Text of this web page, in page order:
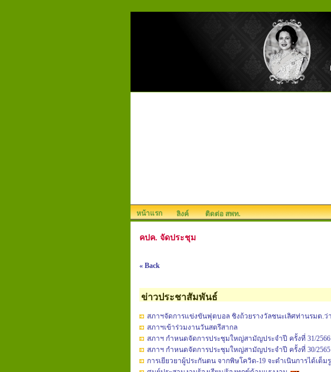
หน้าแรก ลิงค์ ติดต่อ สพท.
คปค. จัดประชุม
« Back
ข่าวประชาสัมพันธ์
สภาฯจัดการแข่งขันฟุตบอล ชิงถ้วยรางวัลชนะเลิศท่านรมต.ว่
สภาฯเข้าร่วมงานวันสตรีสากล
สภาฯ กำหนดจัดการประชุมใหญ่สามัญประจำปี ครั้งที่ 31/2566
สภาฯ กำหนดจัดการประชุมใหญ่สามัญประจำปี ครั้งที่ 30/2565
การเยียวยาผู้ประกันตน จากพิษโควิด-19 จะดำเนินการได้เต็